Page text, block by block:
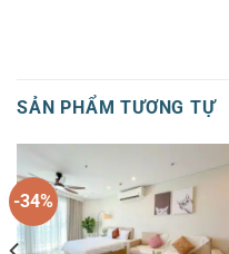
SẢN PHẨM TƯƠNG TỰ
-34%